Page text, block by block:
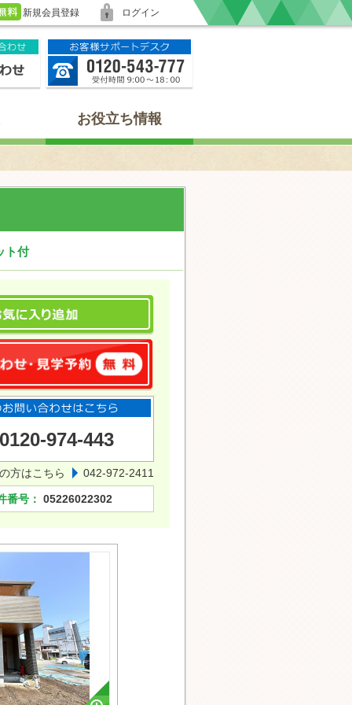
新規会員登録 ログイン
お役立ち情報
ト付
0120-974-443
方はこちら 042-972-2411
番号： 05226022302